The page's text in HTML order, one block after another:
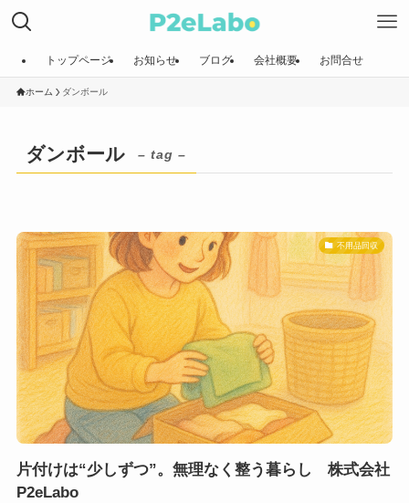
トップページ お知らせ ブログ 会社概要 お問合せ
ホーム ダンボール
ダンボール – tag –
不用品回収
片付けは“少しずつ”。無理なく整う暮らし 株式会社
P2eLabo